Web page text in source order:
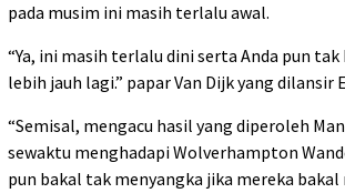
pada musim ini masih terlalu awal.
“Ya, ini masih terlalu dini serta Anda pun
lebih jauh lagi.” papar Van Dijk yang dilansir
“Semisal, mengacu hasil yang diperoleh
sewaktu menghadapi Wolverhampton
pun bakal tak menyangka jika mereka